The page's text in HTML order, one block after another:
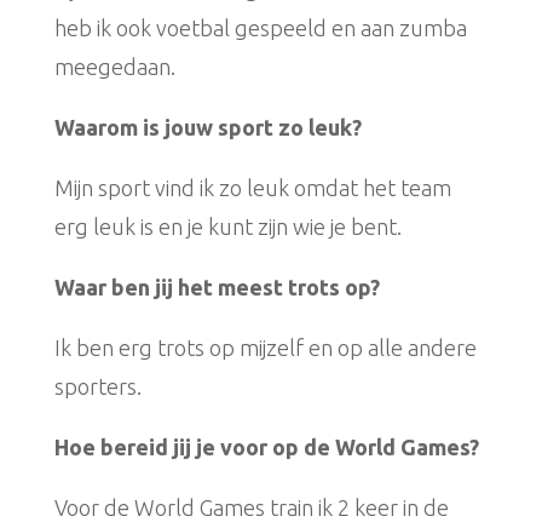
heb ik ook voetbal gespeeld en aan zumba
meegedaan.
Waarom is jouw sport zo leuk?
Mijn sport vind ik zo leuk omdat het team
erg leuk is en je kunt zijn wie je bent.
Waar ben jij het meest trots op?
Ik ben erg trots op mijzelf en op alle andere
sporters.
Hoe bereid jij je voor op de World Games?
Voor de World Games train ik 2 keer in de